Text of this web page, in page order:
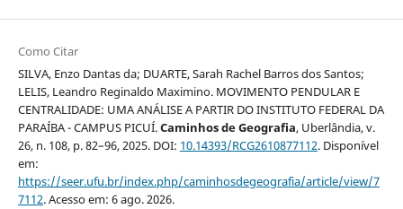
Como Citar
SILVA, Enzo Dantas da; DUARTE, Sarah Rachel Barros dos Santos;
LELIS, Leandro Reginaldo Maximino. MOVIMENTO PENDULAR E
CENTRALIDADE: UMA ANÁLISE A PARTIR DO INSTITUTO FEDERAL DA
PARAÍBA - CAMPUS PICUÍ.Caminhos de Geografia, Uberlândia, v.
26, n. 108, p. 82–96, 2025. DOI: 10.14393/RCG2610877112. Disponível
em:
https://seer.ufu.br/index.php/caminhosdegeografia/article/view/7
7112. Acesso em: 6 ago. 2026.